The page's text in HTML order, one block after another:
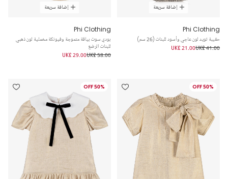
إضافة سريعة
Phi Clothing
حقيبة تويد لون عاجي وأسود للبنات (26 سم)
UK£ 41.00
UK£ 21.00
إضافة سريعة
Phi Clothing
بودي سوت بياقة متموجة وفيونكة مخملية لون ذهبي
للبنات الرضع
UK£ 58.00
UK£ 29.00
50% OFF
50% OFF